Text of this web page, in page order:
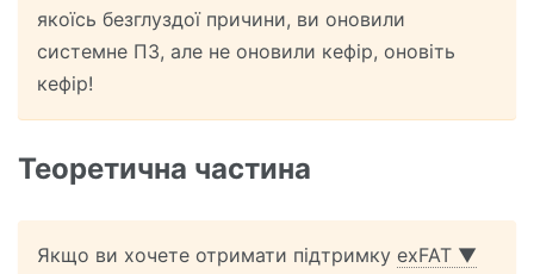
якоїсь безглуздої причини, ви оновили
системне ПЗ, але не оновили кефір, оновіть
кефір!
Теоретична частина
Якщо ви хочете отримати підтримкуexFAT ▼